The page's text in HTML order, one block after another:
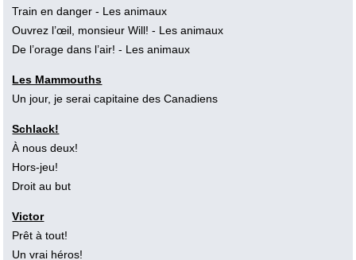
Train en danger- Les animaux
Ouvrez l’œil, monsieur Will!- Les animaux
De l’orage dans l’air!- Les animaux
Les Mammouths
Un jour, je serai capitaine des Canadiens
Schlack!
À nous deux!
Hors-jeu!
Droit au but
Victor
Prêt à tout!
Un vrai héros!